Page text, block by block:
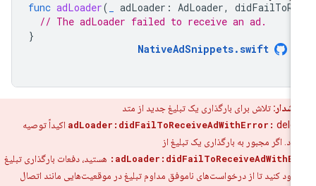
func adLoader (_ adLoader: AdLoader,
// The adLoader failed to receive an ad.
NativeAdSnippets.swift
هشدار:تلاش برای بارگذاری یک تبلیغ جدید از متد
adLoader:didFailToReceiveAdWithError:delegate اکیداً توصیه
اگر مجبور به بارگذاری یک تبلیغ از
هستید، دفعات بارگذاری تبلیغ
کنید تا از درخواست‌های ناموفق مداوم تبلیغ در موقعیت‌هایی مانند اتصال